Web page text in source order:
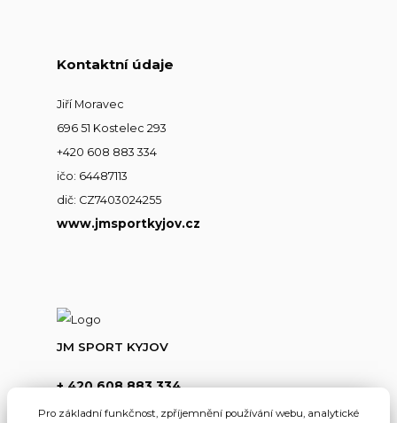
Kontaktní údaje
Jiří Moravec
696 51 Kostelec 293
+420 608 883 334
ičo: 64487113
dič: CZ7403024255
www.jmsportkyjov.cz
JM SPORT KYJOV
+ 420 608 883 334
Pro základní funkčnost, zpříjemnění používání webu, analytické